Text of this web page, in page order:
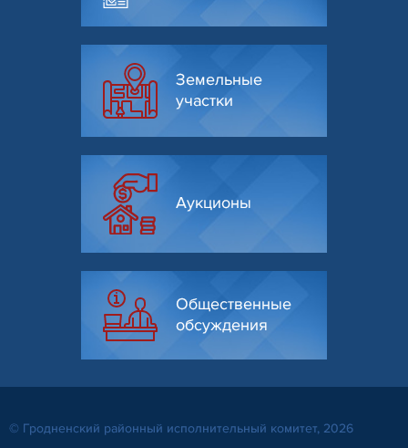
Земельные
участки
Аукционы
Общественные
обсуждения
© Гродненский районный исполнительный комитет, 2026